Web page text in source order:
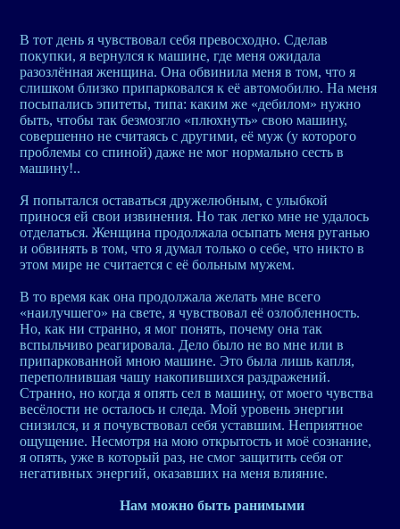
В тот день я чувствовал себя превосходно. Сделав
покупки, я вернулся к машине, где меня ожидала
разозлённая женщина. Она обвинила меня в том, что я
слишком близко припарковался к её автомобилю. На меня
посыпались эпитеты, типа: каким же «дебилом» нужно
быть, чтобы так безмозгло «плюхнуть» свою машину,
совершенно не считаясь с другими, её муж (у которого
проблемы со спиной) даже не мог нормально сесть в
машину!..
Я попытался оставаться дружелюбным, с улыбкой
принося ей свои извинения. Но так легко мне не удалось
отделаться. Женщина продолжала осыпать меня руганью
и обвинять в том, что я думал только о себе, что никто в
этом мире не считается с её больным мужем.
В то время как она продолжала желать мне всего
«наилучшего» на свете, я чувствовал её озлобленность.
Но, как ни странно, я мог понять, почему она так
вспыльчиво реагировала. Дело было не во мне или в
припаркованной мною машине. Это была лишь капля,
переполнившая чашу накопившихся раздражений.
Странно, но когда я опять сел в машину, от моего чувства
весёлости не осталось и следа. Мой уровень энергии
снизился, и я почувствовал себя уставшим. Неприятное
ощущение. Несмотря на мою открытость и моё сознание,
я опять, уже в который раз, не смог защитить себя от
негативных энергий, оказавших на меня влияние.
Нам можно быть ранимыми